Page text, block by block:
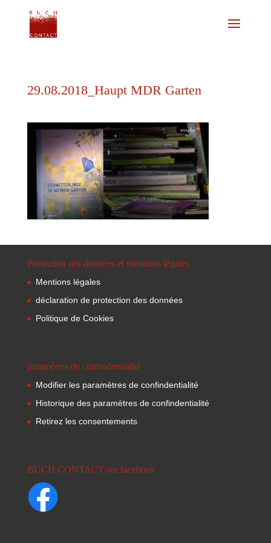
29.08.2018_Haupt MDR Garten
Protection des données et mentions légales
Mentions légales
déclaration de protection des données
Politique de Cookies
paramètres de confindentialité
Modifier les paramètres de confindentialité
Historique des paramètres de confindentialité
Retirez les consentements
BUCH CONTACT sur facebook